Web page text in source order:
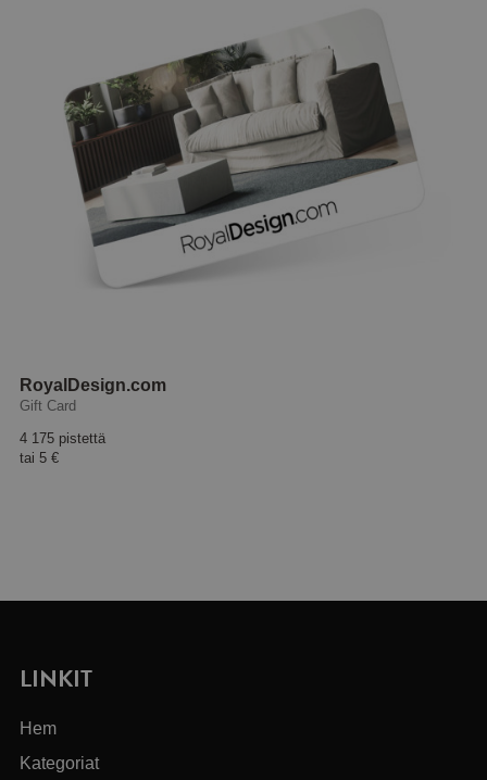
RoyalDesign.com
Gift Card
4 175 pistettä
tai 5 €
LINKIT
Hem
Kategoriat